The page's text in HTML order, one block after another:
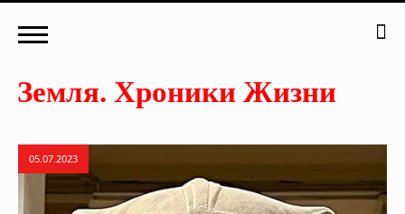
05.07.2023